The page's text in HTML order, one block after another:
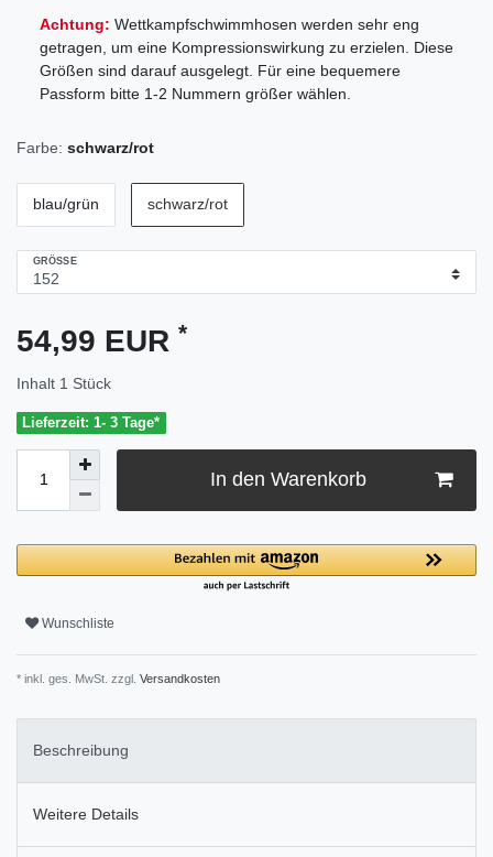
Achtung: Wettkampfschwimmhosen werden sehr eng
getragen, um eine Kompressionswirkung zu erzielen. Diese
Größen sind darauf ausgelegt. Für eine bequemere
Passform bitte 1-2 Nummern größer wählen.
Farbe: schwarz/rot
blau/grün schwarz/rot
GRÖSSE
54,99 EUR *
Inhalt 1 Stück
Lieferzeit: 1- 3 Tage*
In den Warenkorb
Wunschliste
* inkl. ges. MwSt. zzgl. Versandkosten
Beschreibung
Weitere Details